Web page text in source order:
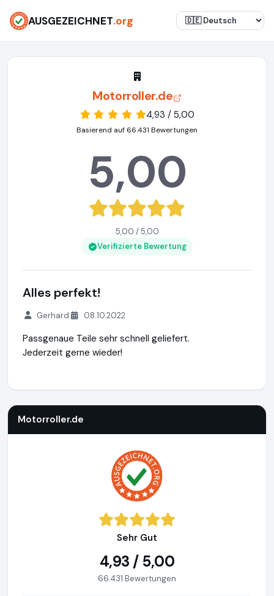
AUSGEZEICHNET.org
Motorroller.de
4,93 / 5,00
Basierend auf 66.431 Bewertungen
5,00
5,00 / 5,00
Verifizierte Bewertung
Alles perfekt!
Gerhard 08.10.2022
Passgenaue Teile sehr schnell geliefert.
Jederzeit gerne wieder!
Motorroller.de
Sehr Gut
4,93 / 5,00
66.431 Bewertungen